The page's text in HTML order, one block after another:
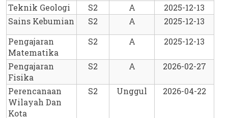
Teknik Geologi S2 A
2025-12-13
Sains Kebumian
S2 A
2025-12-13
Pengajaran
Matematika
S2 A 2025-12-13
Pengajaran
Fisika
S2 A 2026-02-27
Perencanaan
Wilayah Dan
Kota
S2 Unggul 2026-04-22